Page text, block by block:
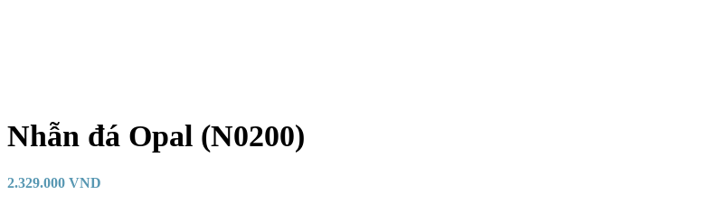
Nhẫn đá Opal (N0200)
2.329.000 VND